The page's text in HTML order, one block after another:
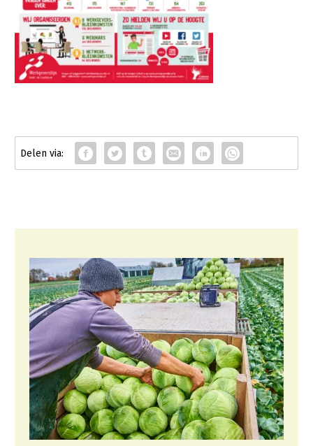
Plant
Akkerbouw
Biologische Landbouw
Fruitteelt
Glastuinbouw
Multifunctioneel
Vrouw en Bedrijf
Onderwerpen
Nieuws
Nieuwsabonnement
Webinars
Over LTO